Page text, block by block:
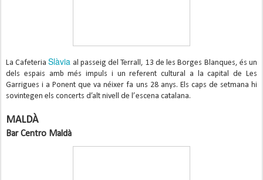
La CafeteriaSlàvia al passeig del Terrall, 13 de les Borges Blanques, és un
dels espais amb més impuls i un referent cultural a la capital de Les
Garrigues i a Ponent que va néixer fa uns 28 anys. Els caps de setmana hi
sovintegen els concerts d’alt nivell de l’escena catalana.
MALDÀ
Bar Centro Maldà